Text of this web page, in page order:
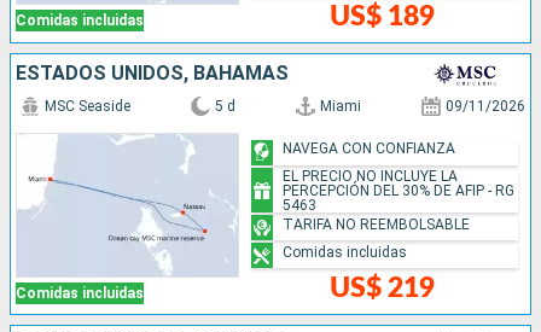
Comidas incluidas US$ 189
ESTADOS UNIDOS, BAHAMAS
Comidas incluidas
MSC Seaside 5 d Miami 09/11/2026
US$ 219
NAVEGA CON CONFIANZA
EL PRECIO NO INCLUYE LA
PERCEPCIÓN DEL 30% DE AFIP - RG
5463
TARIFA NO REEMBOLSABLE
Comidas incluidas